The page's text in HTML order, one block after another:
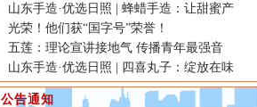
山东手造·优选日照 | 蜂蜡手造：让甜蜜产
光荣！他们获“国字号”荣誉！
五莲：理论宣讲接地气 传播青年最强音
山东手造·优选日照 | 四喜丸子：绽放在味
公告通知